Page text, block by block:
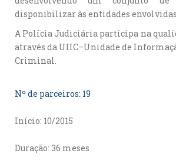
disponibilizar às entidades
A Polícia Judiciária participa na
através da UIIC–Unidade de
Criminal.
Nº de parceiros: 19
Início: 10/2015
Duração: 36 meses